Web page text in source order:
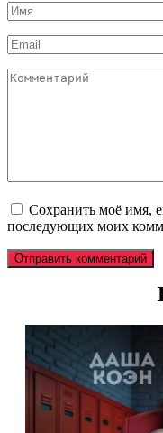
Имя
*
Email
*
Комментарий
Сохранить моё имя,
последующих моих